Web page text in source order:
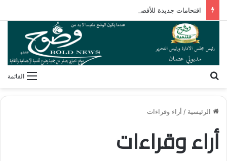
القائمة
الرئيسية / أراء وقراءات
أراء وقراءات